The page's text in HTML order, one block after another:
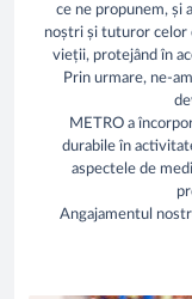
ce ne propunem, și
noștri și tuturor celor
vieții, protejând în
Prin urmare, ne-
METRO a
durabile în
aspectele de
Angajamentul